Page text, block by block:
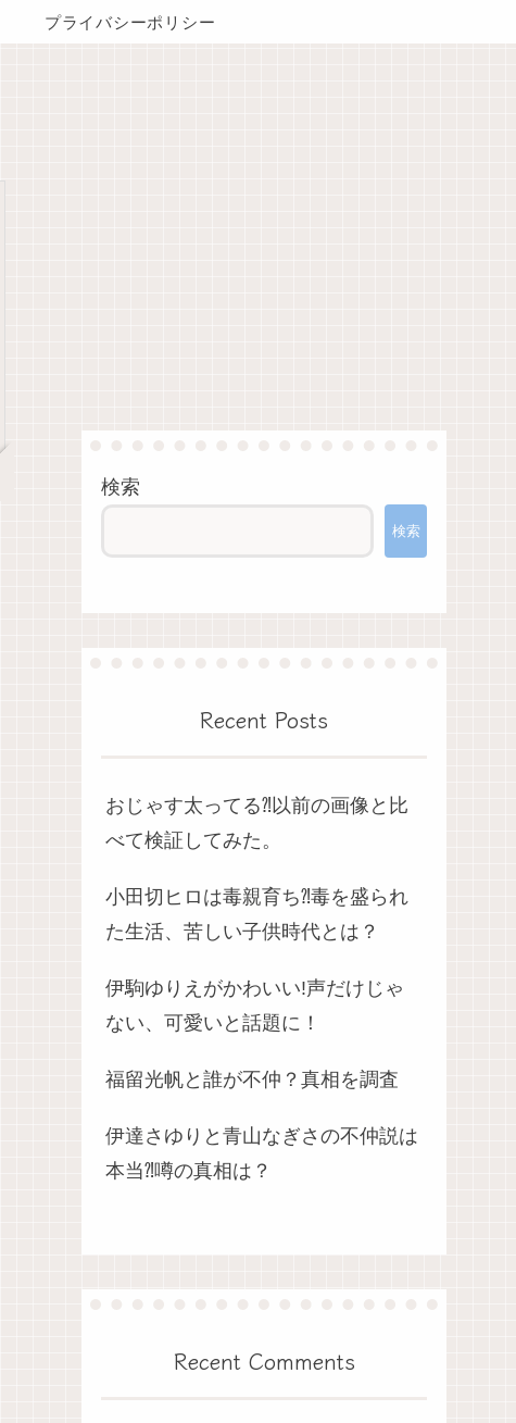
プライバシーポリシー
検索
検索
Recent Posts
おじゃす太ってる⁈以前の画像と比
べて検証してみた。
小田切ヒロは毒親育ち⁈毒を盛られ
た生活、苦しい子供時代とは？
伊駒ゆりえがかわいい!声だけじゃ
ない、可愛いと話題に！
福留光帆と誰が不仲？真相を調査
伊達さゆりと青山なぎさの不仲説は
本当⁈噂の真相は？
Recent Comments